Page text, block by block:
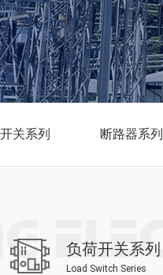
关系列 断路器系列
负荷开关系列
Load Switch Series